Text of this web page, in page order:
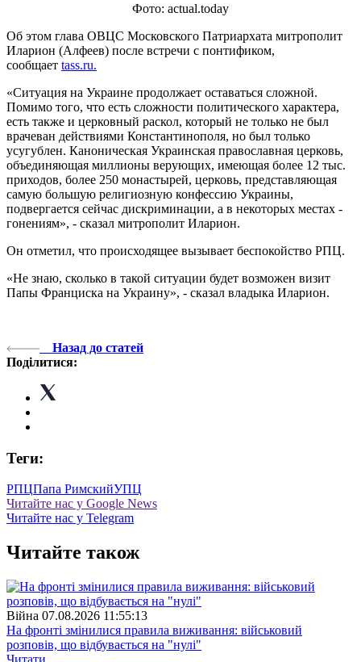
Фото: actual.today
Об этом глава ОВЦС Московского Патриархата митрополит
Иларион (Алфеев) после встречи с понтификом,
сообщает tass.ru.
«Ситуация на Украине продолжает оставаться сложной.
Помимо того, что есть сложности политического характера,
есть также и церковный раскол, который не только не был
врачеван действиями Константинополя, но был только
усугублен. Каноническая Украинская православная церковь,
объединяющая миллионы верующих, имеющая более 12 тыс.
приходов, более 250 монастырей, церковь, представляющая
самую большую религиозную конфессию Украины,
подвергается сейчас дискриминации, а в некоторых местах -
гонениям», - сказал митрополит Иларион.
Он отметил, что происходящее вызывает беспокойство РПЦ.
«Не знаю, сколько в такой ситуации будет возможен визит
Папы Франциска на Украину», - сказал владыка Иларион.
Назад до статей
Поділитися:
Теги:
РПЦПапа РимскийУПЦ
Читайте нас у Google News
Читайте нас у Telegram
Читайте також
Війна 07.08.2026 11:55:13
На фронті змінилися правила виживання: військовий
розповів, що відбувається на "нулі"
Читати